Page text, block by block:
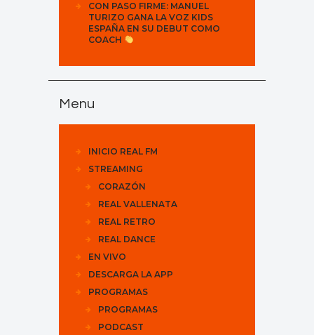
CON PASO FIRME: MANUEL
TURIZO GANA LA VOZ KIDS
ESPAÑA EN SU DEBUT COMO
COACH
Menu
INICIO REAL FM
STREAMING
CORAZÓN
REAL VALLENATA
REAL RETRO
REAL DANCE
EN VIVO
DESCARGA LA APP
PROGRAMAS
PROGRAMAS
PODCAST